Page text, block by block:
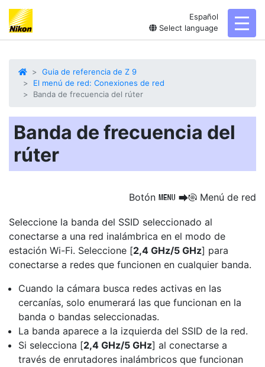
Español
Select language
Guia de referencia de Z 9
El menú de red: Conexiones de red
Banda de frecuencia del rúter
Banda de frecuencia del
rúter
Botón G UF Menú de red
Seleccione la banda del SSID seleccionado al
conectarse a una red inalámbrica en el modo de
estación Wi-Fi. Seleccione [2,4 GHz/5 GHz] para
conectarse a redes que funcionen en cualquier banda.
Cuando la cámara busca redes activas en las
cercanías, solo enumerará las que funcionan en la
banda o bandas seleccionadas.
La banda aparece a la izquierda del SSID de la red.
Si selecciona [2,4 GHz/5 GHz] al conectarse a
través de enrutadores inalámbricos que funcionan